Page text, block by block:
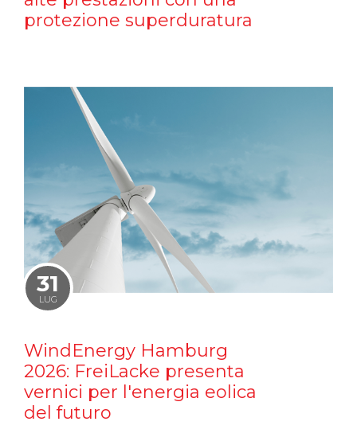
protezione superduratura
31
LUG
WindEnergy Hamburg
2026: FreiLacke presenta
vernici per l'energia eolica
del futuro